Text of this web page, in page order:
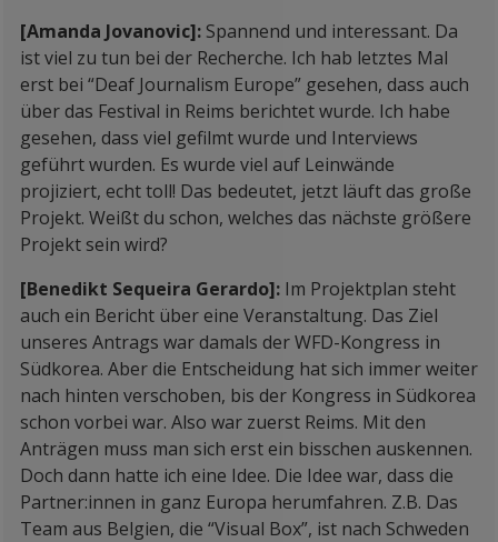
[Amanda Jovanovic]: Spannend und interessant. Da
ist viel zu tun bei der Recherche. Ich hab letztes Mal
erst bei “Deaf Journalism Europe” gesehen, dass auch
über das Festival in Reims berichtet wurde. Ich habe
gesehen, dass viel gefilmt wurde und Interviews
geführt wurden. Es wurde viel auf Leinwände
projiziert, echt toll! Das bedeutet, jetzt läuft das große
Projekt. Weißt du schon, welches das nächste größere
Projekt sein wird?
[Benedikt Sequeira Gerardo]: Im Projektplan steht
auch ein Bericht über eine Veranstaltung. Das Ziel
unseres Antrags war damals der WFD-Kongress in
Südkorea. Aber die Entscheidung hat sich immer weiter
nach hinten verschoben, bis der Kongress in Südkorea
schon vorbei war. Also war zuerst Reims. Mit den
Anträgen muss man sich erst ein bisschen auskennen.
Doch dann hatte ich eine Idee. Die Idee war, dass die
Partner:innen in ganz Europa herumfahren. Z.B. Das
Team aus Belgien, die “Visual Box”, ist nach Schweden